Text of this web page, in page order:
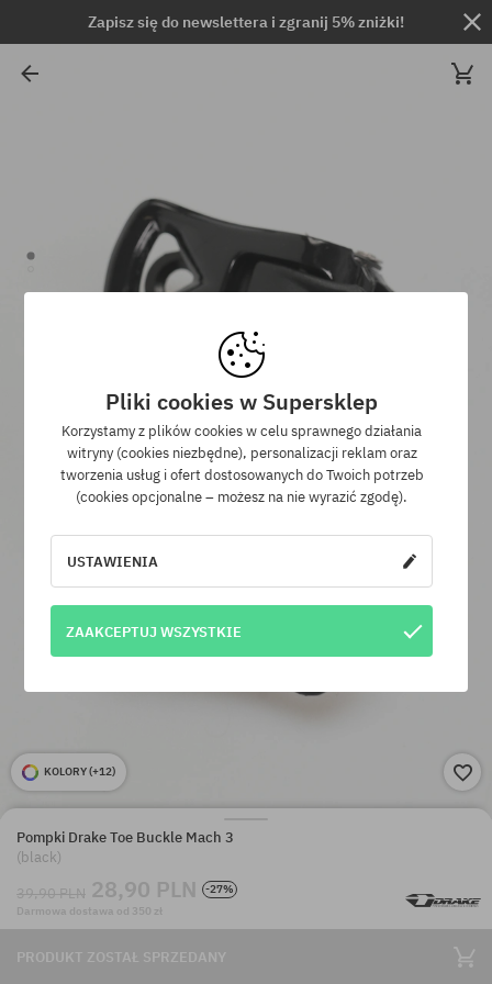
Zapisz się do newslettera i zgranij 5% zniżki!
KOLORY (+12)
Pompki Drake Toe Buckle Mach 3
(black)
39,90 PLN 28,90 PLN
-27%
Darmowa dostawa od 350 zł
PRODUKT ZOSTAŁ SPRZEDANY
Pliki cookies w Supersklep
Korzystamy z plików cookies w celu sprawnego działania
witryny (cookies niezbędne), personalizacji reklam oraz
tworzenia usług i ofert dostosowanych do Twoich potrzeb
(cookies opcjonalne – możesz na nie wyrazić zgodę).
USTAWIENIA
ZAAKCEPTUJ WSZYSTKIE